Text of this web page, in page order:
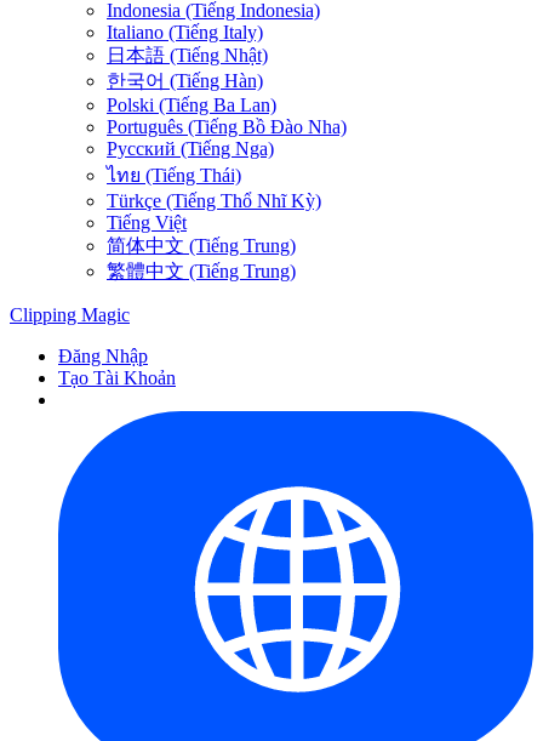
Indonesia (Tiếng Indonesia)
Italiano (Tiếng Italy)
日本語 (Tiếng Nhật)
한국어 (Tiếng Hàn)
Polski (Tiếng Ba Lan)
Português (Tiếng Bồ Đào Nha)
Русский (Tiếng Nga)
ไทย (Tiếng Thái)
Türkçe (Tiếng Thổ Nhĩ Kỳ)
Tiếng Việt
简体中文 (Tiếng Trung)
繁體中文 (Tiếng Trung)
Clipping Magic
Đăng Nhập
Tạo Tài Khoản